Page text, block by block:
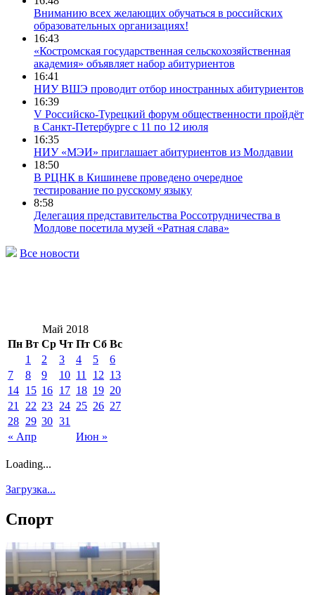
Вниманию всех желающих обучаться в российских
образовательных организациях!
16:43
«Костромская государственная сельскохозяйственная
академия» объявляет набор абитуриентов
16:41
НИУ ВШЭ проводит отбор иностранных абитуриентов
16:39
V Российско-Турецкий форум общественности пройдёт
в Санкт-Петербурге с 11 по 12 июля
16:35
НИУ «МЭИ» приглашает абитуриентов из Молдавии
18:50
В РЦНК в Кишиневе проведено очередное
тестирование по русскому языку
8:58
Делегация представительства Россотрудничества в
Молдове посетила музей «Ратная слава»
Все новости
Май 2018
Пн Вт Ср Чт Пт Сб Вс
« Апр Июн »
1 2 3 4 5
6
7
8 9 10 11 12 13
14 15 16 17 18 19 20
21
22 23 24 25 26 27
28 29 30 31
Loading...
Загрузка...
Спорт